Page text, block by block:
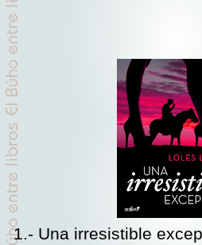
1.- Una irresistible